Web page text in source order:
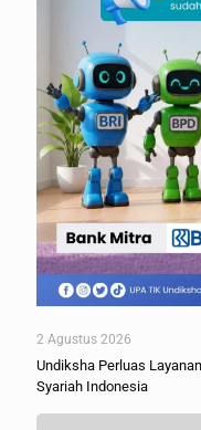
2 Agustus 2026
Undiksha Perluas
Syariah Indonesia